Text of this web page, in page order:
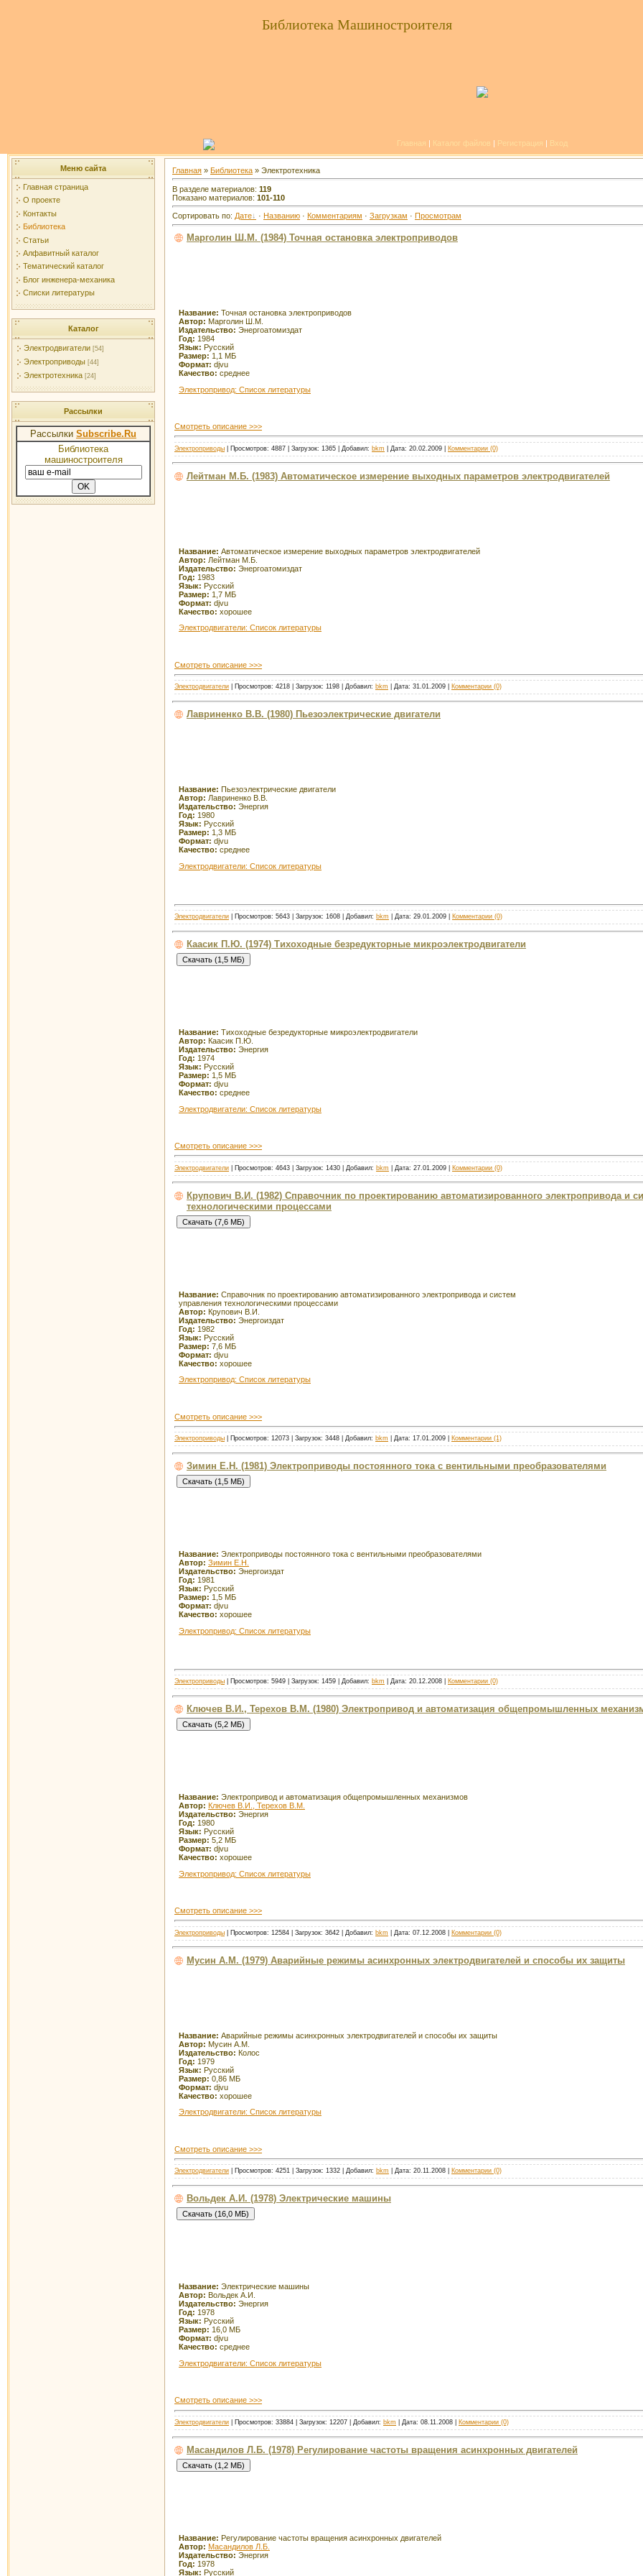
Библиотека Машиностроителя
Главная | Каталог файлов | Регистрация | Вход
Меню сайта
Главная страница
О проекте
Контакты
Библиотека
Статьи
Алфавитный каталог
Тематический каталог
Блог инженера-механика
Списки литературы
Каталог
Электродвигатели [54]
Электроприводы [44]
Электротехника [24]
Рассылки
Рассылки Subscribe.Ru
Библиотека
машиностроителя
Главная » Библиотека » Электротехника
В разделе материалов: 119
Показано материалов: 101-110
Сортировать по: Дате · Названию · Комментариям · Загрузкам · Просмотрам
Марголин Ш.М. (1984) Точная остановка электроприводов
Название: Точная остановка электроприводов
Автор: Марголин Ш.М.
Издательство: Энергоатомиздат
Год: 1984
Язык: Русский
Размер: 1,1 МБ
Формат: djvu
Качество: среднее
Электропривод: Список литературы
Смотреть описание >>>
Электроприводы | Просмотров: 4887 | Загрузок: 1365 | Добавил: bkm | Дата: 20.02.2009 Комментарии (0)
Лейтман М.Б. (1983) Автоматическое измерение выходных параметров электродвигателей
Название: Автоматическое измерение выходных параметров электродвигателей
Автор: Лейтман М.Б.
Издательство: Энергоатомиздат
Год: 1983
Язык: Русский
Размер: 1,7 МБ
Формат: djvu
Качество: хорошее
Электродвигатели: Список литературы
Смотреть описание >>>
Электродвигатели | Просмотров: 4218 | Загрузок: 1198 | Добавил: bkm | Дата: 31.01.2009 Комментарии (0)
Лавриненко В.В. (1980) Пьезоэлектрические двигатели
Название: Пьезоэлектрические двигатели
Автор: Лавриненко В.В.
Издательство: Энергия
Год: 1980
Язык: Русский
Размер: 1,3 МБ
Формат: djvu
Качество: среднее
Электродвигатели: Список литературы
Электродвигатели | Просмотров: 5643 | Загрузок: 1608 | Добавил: bkm | Дата: 29.01.2009 Комментарии (0)
Каасик П.Ю. (1974) Тихоходные безредукторные микроэлектродвигатели
Название: Тихоходные безредукторные микроэлектродвигатели
Автор: Каасик П.Ю.
Издательство: Энергия
Год: 1974
Язык: Русский
Размер: 1,5 МБ
Формат: djvu
Качество: среднее
Электродвигатели: Список литературы
Смотреть описание >>>
Электродвигатели | Просмотров: 4643 | Загрузок: 1430 | Добавил: bkm | Дата: 27.01.2009 Комментарии (0)
Крупович В.И. (1982) Справочник по проектированию автоматизированного электропривода и
технологическими процессами
Название: Справочник по проектированию автоматизированного электропривода и систем
управления технологическими процессами
Автор: Крупович В.И.
Издательство: Энергоиздат
Год: 1982
Язык: Русский
Размер: 7,6 МБ
Формат: djvu
Качество: хорошее
Электропривод: Список литературы
Смотреть описание >>>
Электроприводы | Просмотров: 12073 | Загрузок: 3448 | Добавил: bkm | Дата: 17.01.2009 Комментарии (1)
Зимин Е.Н. (1981) Электроприводы постоянного тока с вентильными преобразователями
Название: Электроприводы постоянного тока с вентильными преобразователями
Автор: Зимин Е.Н.
Издательство: Энергоиздат
Год: 1981
Язык: Русский
Размер: 1,5 МБ
Формат: djvu
Качество: хорошее
Электропривод: Список литературы
Электроприводы | Просмотров: 5949 | Загрузок: 1459 | Добавил: bkm | Дата: 20.12.2008 Комментарии (0)
Ключев В.И., Терехов В.М. (1980) Электропривод и автоматизация общепромышленных
Название: Электропривод и автоматизация общепромышленных механизмов
Автор: Ключев В.И., Терехов В.М.
Издательство: Энергия
Год: 1980
Язык: Русский
Размер: 5,2 МБ
Формат: djvu
Качество: хорошее
Электропривод: Список литературы
Смотреть описание >>>
Электроприводы | Просмотров: 12584 | Загрузок: 3642 | Добавил: bkm | Дата: 07.12.2008 Комментарии (0)
Мусин А.М. (1979) Аварийные режимы асинхронных электродвигателей и способы их защиты
Название: Аварийные режимы асинхронных электродвигателей и способы их защиты
Автор: Мусин А.М.
Издательство: Колос
Год: 1979
Язык: Русский
Размер: 0,86 МБ
Формат: djvu
Качество: хорошее
Электродвигатели: Список литературы
Смотреть описание >>>
Электродвигатели | Просмотров: 4251 | Загрузок: 1332 | Добавил: bkm | Дата: 20.11.2008 Комментарии (0)
Вольдек А.И. (1978) Электрические машины
Название: Электрические машины
Автор: Вольдек А.И.
Издательство: Энергия
Год: 1978
Язык: Русский
Размер: 16,0 МБ
Формат: djvu
Качество: среднее
Электродвигатели: Список литературы
Смотреть описание >>>
Электродвигатели | Просмотров: 33884 | Загрузок: 12207 | Добавил: bkm | Дата: 08.11.2008 Комментарии (0)
Масандилов Л.Б. (1978) Регулирование частоты вращения асинхронных двигателей
Название: Регулирование частоты вращения асинхронных двигателей
Автор: Масандилов Л.Б.
Издательство: Энергия
Год: 1978
Язык: Русский